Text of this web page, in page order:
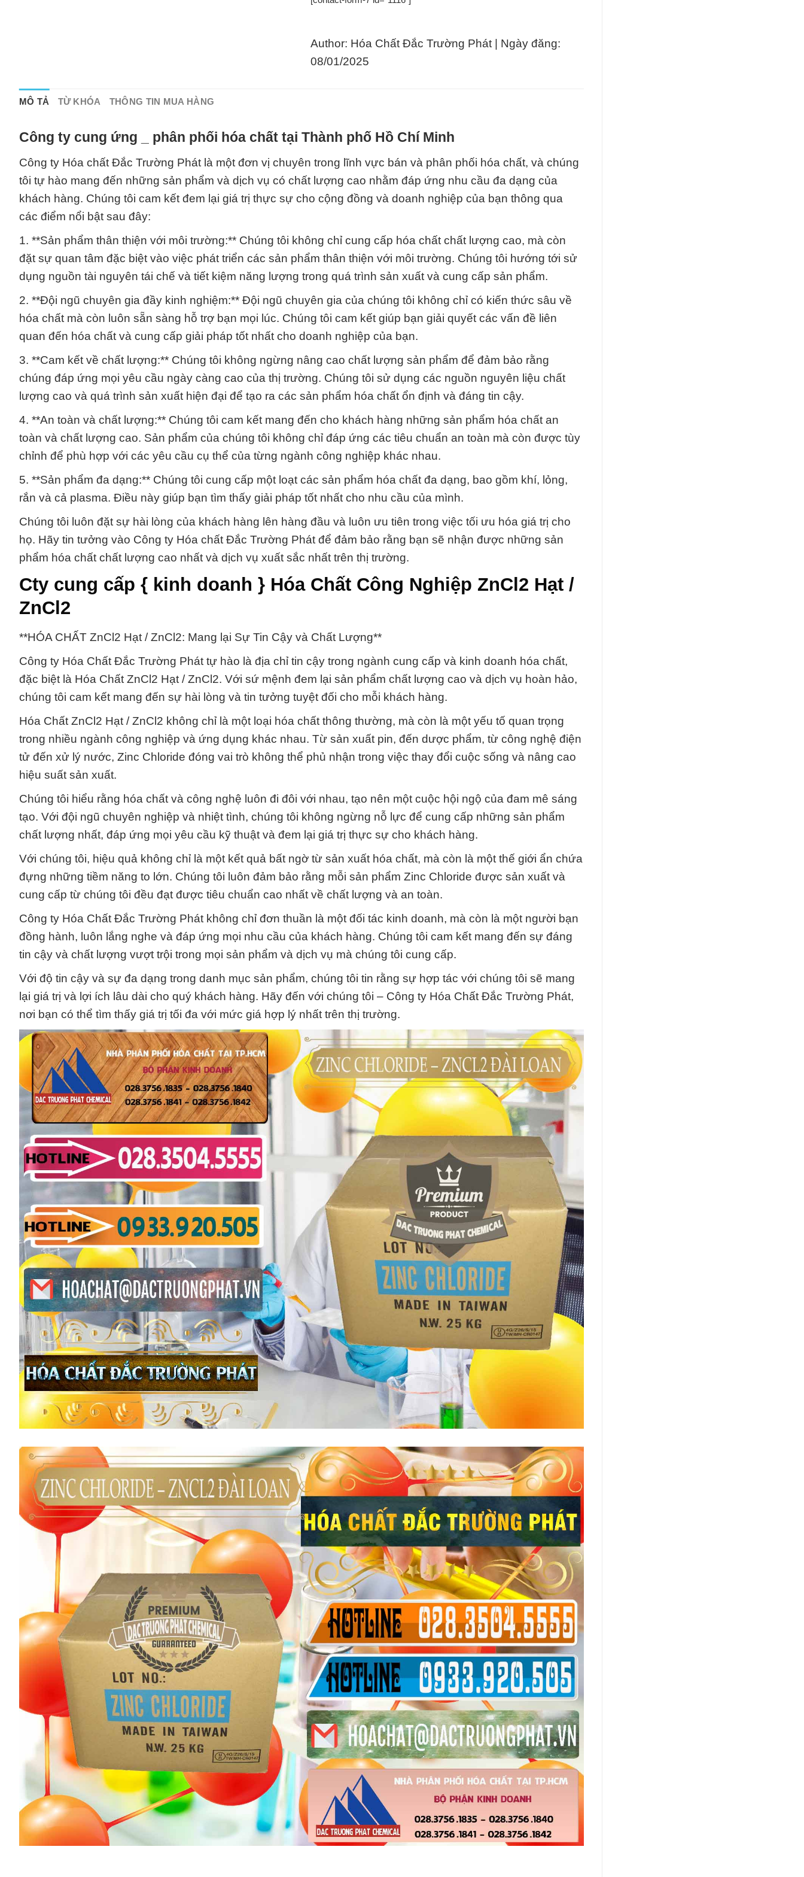
Author: Hóa Chất Đắc Trường Phát | Ngày đăng:
08/01/2025
MÔ TẢ TỪ KHÓA THÔNG TIN MUA HÀNG
Công ty cung ứng _ phân phối hóa chất tại Thành phố Hồ Chí Minh
Công ty Hóa chất Đắc Trường Phát là một đơn vị chuyên trong lĩnh vực bán và phân phối hóa chất, và chúng
tôi tự hào mang đến những sản phẩm và dịch vụ có chất lượng cao nhằm đáp ứng nhu cầu đa dạng của
khách hàng. Chúng tôi cam kết đem lại giá trị thực sự cho cộng đồng và doanh nghiệp của bạn thông qua
các điểm nổi bật sau đây:
1. **Sản phẩm thân thiện với môi trường:** Chúng tôi không chỉ cung cấp hóa chất chất lượng cao, mà còn
đặt sự quan tâm đặc biệt vào việc phát triển các sản phẩm thân thiện với môi trường. Chúng tôi hướng tới sử
dụng nguồn tài nguyên tái chế và tiết kiệm năng lượng trong quá trình sản xuất và cung cấp sản phẩm.
2. **Đội ngũ chuyên gia đầy kinh nghiệm:** Đội ngũ chuyên gia của chúng tôi không chỉ có kiến thức sâu về
hóa chất mà còn luôn sẵn sàng hỗ trợ bạn mọi lúc. Chúng tôi cam kết giúp bạn giải quyết các vấn đề liên
quan đến hóa chất và cung cấp giải pháp tốt nhất cho doanh nghiệp của bạn.
3. **Cam kết về chất lượng:** Chúng tôi không ngừng nâng cao chất lượng sản phẩm để đảm bảo rằng
chúng đáp ứng mọi yêu cầu ngày càng cao của thị trường. Chúng tôi sử dụng các nguồn nguyên liệu chất
lượng cao và quá trình sản xuất hiện đại để tạo ra các sản phẩm hóa chất ổn định và đáng tin cậy.
4. **An toàn và chất lượng:** Chúng tôi cam kết mang đến cho khách hàng những sản phẩm hóa chất an
toàn và chất lượng cao. Sản phẩm của chúng tôi không chỉ đáp ứng các tiêu chuẩn an toàn mà còn được tùy
chỉnh để phù hợp với các yêu cầu cụ thể của từng ngành công nghiệp khác nhau.
5. **Sản phẩm đa dạng:** Chúng tôi cung cấp một loạt các sản phẩm hóa chất đa dạng, bao gồm khí, lỏng,
rắn và cả plasma. Điều này giúp bạn tìm thấy giải pháp tốt nhất cho nhu cầu của mình.
Chúng tôi luôn đặt sự hài lòng của khách hàng lên hàng đầu và luôn ưu tiên trong việc tối ưu hóa giá trị cho
họ. Hãy tin tưởng vào Công ty Hóa chất Đắc Trường Phát để đảm bảo rằng bạn sẽ nhận được những sản
phẩm hóa chất chất lượng cao nhất và dịch vụ xuất sắc nhất trên thị trường.
Cty cung cấp { kinh doanh } Hóa Chất Công Nghiệp ZnCl2 Hạt /
ZnCl2
**HÓA CHẤT ZnCl2 Hạt / ZnCl2: Mang lại Sự Tin Cậy và Chất Lượng**
Công ty Hóa Chất Đắc Trường Phát tự hào là địa chỉ tin cậy trong ngành cung cấp và kinh doanh hóa chất,
đặc biệt là Hóa Chất ZnCl2 Hạt / ZnCl2. Với sứ mệnh đem lại sản phẩm chất lượng cao và dịch vụ hoàn hảo,
chúng tôi cam kết mang đến sự hài lòng và tin tưởng tuyệt đối cho mỗi khách hàng.
Hóa Chất ZnCl2 Hạt / ZnCl2 không chỉ là một loại hóa chất thông thường, mà còn là một yếu tố quan trọng
trong nhiều ngành công nghiệp và ứng dụng khác nhau. Từ sản xuất pin, đến dược phẩm, từ công nghệ điện
tử đến xử lý nước, Zinc Chloride đóng vai trò không thể phủ nhận trong việc thay đổi cuộc sống và nâng cao
hiệu suất sản xuất.
Chúng tôi hiểu rằng hóa chất và công nghệ luôn đi đôi với nhau, tạo nên một cuộc hội ngộ của đam mê sáng
tạo. Với đội ngũ chuyên nghiệp và nhiệt tình, chúng tôi không ngừng nỗ lực để cung cấp những sản phẩm
chất lượng nhất, đáp ứng mọi yêu cầu kỹ thuật và đem lại giá trị thực sự cho khách hàng.
Với chúng tôi, hiệu quả không chỉ là một kết quả bất ngờ từ sản xuất hóa chất, mà còn là một thế giới ẩn chứa
đựng những tiềm năng to lớn. Chúng tôi luôn đảm bảo rằng mỗi sản phẩm Zinc Chloride được sản xuất và
cung cấp từ chúng tôi đều đạt được tiêu chuẩn cao nhất về chất lượng và an toàn.
Công ty Hóa Chất Đắc Trường Phát không chỉ đơn thuần là một đối tác kinh doanh, mà còn là một người bạn
đồng hành, luôn lắng nghe và đáp ứng mọi nhu cầu của khách hàng. Chúng tôi cam kết mang đến sự đáng
tin cậy và chất lượng vượt trội trong mọi sản phẩm và dịch vụ mà chúng tôi cung cấp.
Với độ tin cậy và sự đa dạng trong danh mục sản phẩm, chúng tôi tin rằng sự hợp tác với chúng tôi sẽ mang
lại giá trị và lợi ích lâu dài cho quý khách hàng. Hãy đến với chúng tôi – Công ty Hóa Chất Đắc Trường Phát,
nơi bạn có thể tìm thấy giá trị tối đa với mức giá hợp lý nhất trên thị trường.